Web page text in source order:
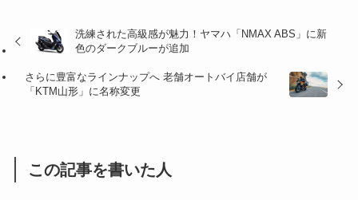
(47)
(16)
洗練された高級感が魅力！ヤマハ「NMAX ABS」に新
色のダークブルーが追加
さらに豊富なラインナップへ 老舗オートバイ店舗が
「KTM山形」に名称変更
この記事を書いた人